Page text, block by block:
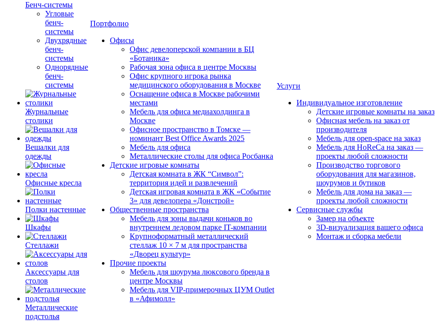
Бенч-системы
Угловые
бенч-
системы
Двухрядные
бенч-
системы
Однорядные
бенч-
системы
Журнальные
столики
Вешалки для
одежды
Офисные кресла
Полки настенные
Шкафы
Стеллажи
Аксессуары для
столов
Металлические
подстолья
Портфолио
Офисы
Офис девелоперской компании в БЦ
«Ботаника»
Рабочая зона офиса в центре Москвы
Офис крупного игрока рынка
медицинского оборудования в Москве
Оснащение офиса в Москве рабочими
местами
Мебель для офиса медиахолдинга в
Москве
Офисное пространство в Томске —
номинант Best Office Awards 2025
Мебель для офиса
Металлические столы для офиса Росбанка
Детские игровые комнаты
Детская комната в ЖК “Символ”:
территория идей и развлечений
Детская игровая комната в ЖК «Событие
3» для девелопера «Донстрой»
Общественные пространства
Мебель для зоны выдачи коньков во
внутреннем ледовом парке IT-компании
Крупноформатный металлический
стеллаж 10 × 7 м для пространства
«Дворец культур»
Прочие проекты
Мебель для шоурума люксового бренда в
центре Москвы
Мебель для VIP-примерочных ЦУМ Outlet
в «Афимолл»
Услуги
Индивидуальное изготовление
Детские игровые комнаты на заказ
Офисная мебель на заказ от
производителя
Мебель для open-space на заказ
Мебель для HoReCa на заказ —
проекты любой сложности
Производство торгового
оборудования для магазинов,
шоурумов и бутиков
Мебель для дома на заказ —
проекты любой сложности
Сервисные службы
Замер на объекте
3D-визуализация вашего офиса
Монтаж и сборка мебели